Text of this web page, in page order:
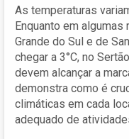
As temperaturas
Enquanto em
Grande do Sul e de
chegar a 3°C, no
devem alcançar a
demonstra como é
climáticas em cada
adequado de